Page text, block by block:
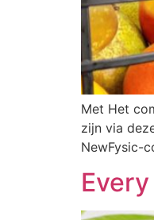
Met Het
zijn via
NewFysic-